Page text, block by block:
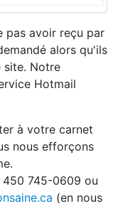
pas avoir reçu par
alors qu'ils
site. Notre
Hotmail
à votre carnet
nous efforçons
450 745-0609 ou
(en nous